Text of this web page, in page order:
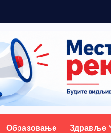
Образовање Здравље